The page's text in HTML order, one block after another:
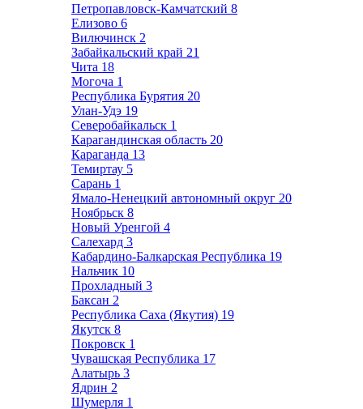
Петропавловск-Камчатский 8
Елизово 6
Вилючинск 2
Забайкальский край 21
Чита 18
Могоча 1
Республика Бурятия 20
Улан-Удэ 19
Северобайкальск 1
Карагандинская область 20
Караганда 13
Темиртау 5
Сарань 1
Ямало-Ненецкий автономный округ 20
Ноябрьск 8
Новый Уренгой 4
Салехард 3
Кабардино-Балкарская Республика 19
Нальчик 10
Прохладный 3
Баксан 2
Республика Саха (Якутия) 19
Якутск 8
Покровск 1
Чувашская Республика 17
Алатырь 3
Ядрин 2
Шумерля 1